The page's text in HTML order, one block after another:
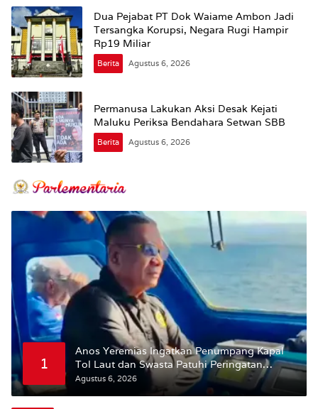
Dua Pejabat PT Dok Waiame Ambon Jadi
Tersangka Korupsi, Negara Rugi Hampir
Rp19 Miliar
Berita Agustus 6, 2026
Permanusa Lakukan Aksi Desak Kejati
Maluku Periksa Bendahara Setwan SBB
Berita Agustus 6, 2026
1
Anos Yeremias Ingatkan Penumpang Kapal
Tol Laut dan Swasta Patuhi Peringatan
BMKG
Agustus 6, 2026